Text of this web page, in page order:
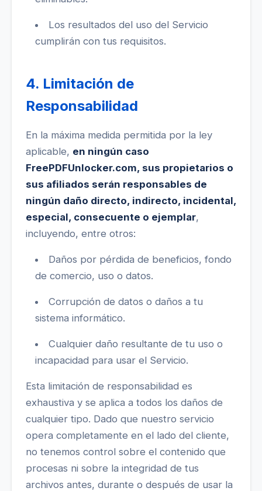
Los resultados del uso del Servicio
cumplirán con tus requisitos.
4. Limitación de
Responsabilidad
En la máxima medida permitida por la ley
aplicable, en ningún caso
FreePDFUnlocker.com, sus propietarios o
sus afiliados serán responsables de
ningún daño directo, indirecto, incidental,
especial, consecuente o ejemplar,
incluyendo, entre otros:
Daños por pérdida de beneficios, fondo
de comercio, uso o datos.
Corrupción de datos o daños a tu
sistema informático.
Cualquier daño resultante de tu uso o
incapacidad para usar el Servicio.
Esta limitación de responsabilidad es
exhaustiva y se aplica a todos los daños de
cualquier tipo. Dado que nuestro servicio
opera completamente en el lado del cliente,
no tenemos control sobre el contenido que
procesas ni sobre la integridad de tus
archivos antes, durante o después de usar la